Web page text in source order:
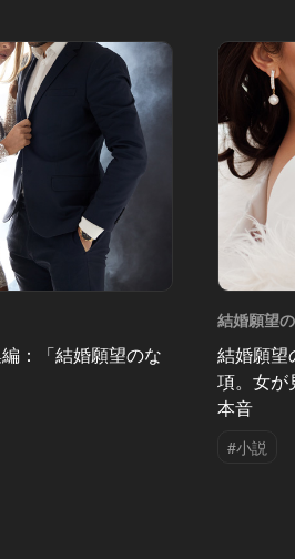
：「結婚願望のな
結婚願望
結婚願望
項。女が
本音
#小説